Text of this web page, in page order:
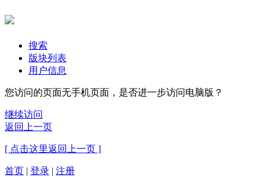
搜索
版块列表
用户信息
您访问的页面无手机页面，是否进一步访问电脑版？
继续访问
返回上一页
[ 点击这里返回上一页 ]
首页 | 登录 | 注册